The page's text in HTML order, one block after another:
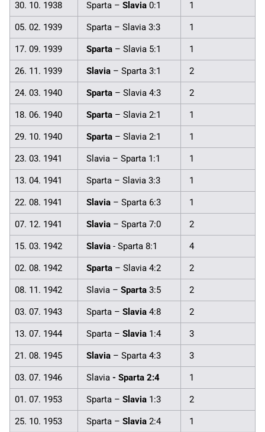
30. 10. 1938 Sparta – Slavia 0:1 1
05. 02. 1939 Sparta – Slavia 3:3 1
17. 09. 1939 Sparta – Slavia 5:1 1
26. 11. 1939 Slavia – Sparta 3:1 2
24. 03. 1940 Sparta – Slavia 4:3 2
18. 06. 1940 Sparta – Slavia 2:1 1
29. 10. 1940 Sparta – Slavia 2:1 1
23. 03. 1941 Slavia – Sparta 1:1 1
13. 04. 1941 Sparta – Slavia 3:3 1
22. 08. 1941 Slavia – Sparta 6:3 1
07. 12. 1941 Slavia – Sparta 7:0 2
15. 03. 1942 Slavia - Sparta 8:1 4
02. 08. 1942 Sparta – Slavia 4:2 2
08. 11. 1942 Slavia – Sparta 3:5 2
03. 07. 1943 Sparta – Slavia 4:8 2
13. 07. 1944 Sparta – Slavia 1:4 3
21. 08. 1945 Slavia – Sparta 4:3 3
03. 07. 1946 Slavia - Sparta 2:4 1
01. 07. 1953 Sparta – Slavia 1:3 2
25. 10. 1953 Sparta – Slavia 2:4 1